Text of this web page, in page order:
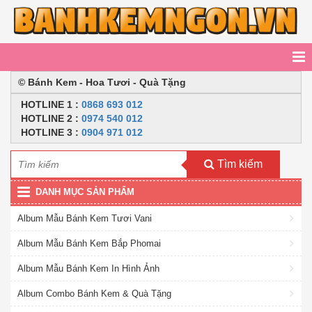
© Bánh Kem - Hoa Tươi - Quà Tặng
HOTLINE 1 : 0868 693 012
HOTLINE 2 : 0974 540 012
HOTLINE 3 : 0904 971 012
Tìm kiếm
DANH MỤC SẢN PHẨM
Album Mẫu Bánh Kem Tươi Vani
Album Mẫu Bánh Kem Bắp Phomai
Album Mẫu Bánh Kem In Hình Ảnh
Album Combo Bánh Kem & Quà Tặng